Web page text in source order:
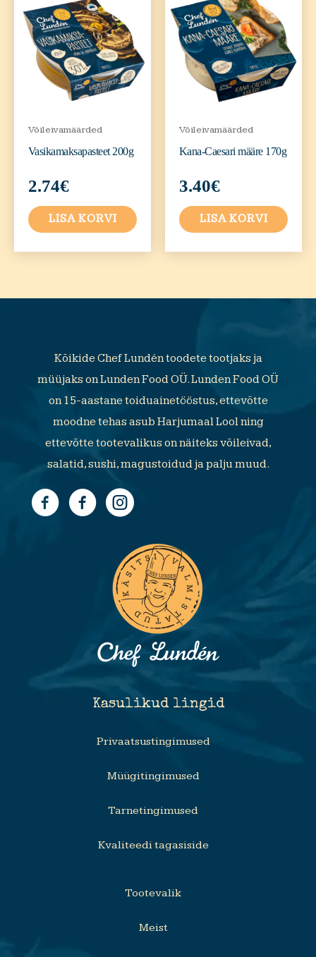
Võileivamäärded
Vasikamaksapasteet 200g
2.74€
LISA KORVI
Võileivamäärded
Kana-Caesari määre 170g
3.40€
LISA KORVI
Kõikide Chef Lundén toodete tootjaks ja
müüjaks on Lunden Food OÜ. Lunden Food OÜ
on 15-aastane toiduainetööstus, ettevõtte
moodne tehas asub Harjumaal Lool ning
ettevõtte tootevalikus on näiteks võileivad,
salatid, sushi, magustoidud ja palju muud.
Kasulikud lingid
Privaatsustingimused
Müügitingimused
Tarnetingimused
Kvaliteedi tagasiside
Tootevalik
Meist